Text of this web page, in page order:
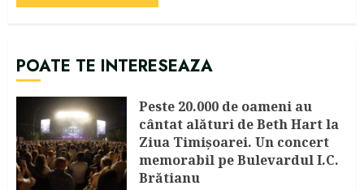
POATE TE INTERESEAZA
Peste 20.000 de oameni au
cântat alături de Beth Hart la
Ziua Timișoarei. Un concert
memorabil pe Bulevardul I.C.
Brătianu